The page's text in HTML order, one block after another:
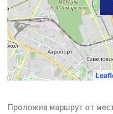
Проложив маршрут от